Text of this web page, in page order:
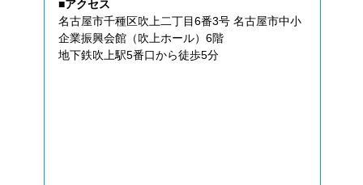
■アクセス
名古屋市千種区吹上二丁目6番3号 名古屋市中小
企業振興会館（吹上ホール）6階
地下鉄吹上駅5番口から徒歩5分